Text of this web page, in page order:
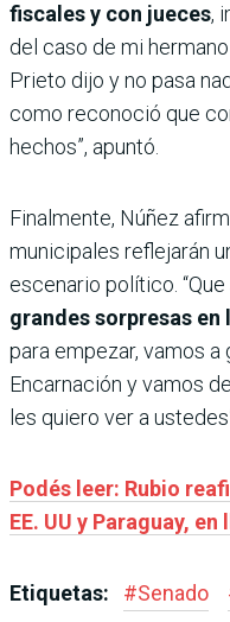
fiscales y con jueces,
del caso de mi
Prieto dijo y no pasa
como reconoció que
hechos”, apuntó.
Finalmente, Núñez
municipales reflejarán
escenario político.
grandes sorpresas
para empezar, vamos a
Encarnación y vamos
les quiero ver a
Podés leer: Rubio
EE. UU y Paraguay,
Etiquetas: #Senado